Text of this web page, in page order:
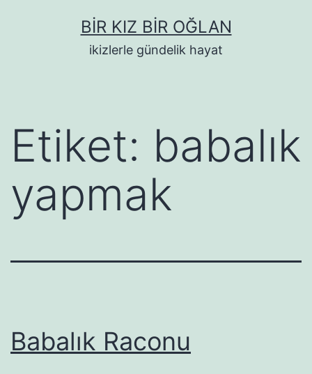
BIR KIZ BIR OĞLAN
ikizlerle gündelik hayat
Etiket: babalık
yapmak
Babalık Raconu